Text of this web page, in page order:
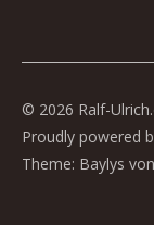
© 2026 Ralf-
Proudly powered
Theme: Baylys von